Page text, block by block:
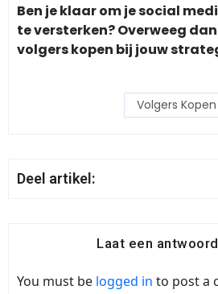
Ben je klaar om je social
te versterken? Overweeg
volgers kopen bij jouw
Volgers Kopen
Deel artikel:
Laat een
You must be logged in to post a